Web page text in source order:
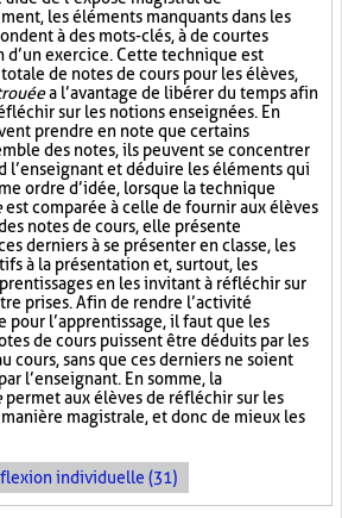
les éléments manquants dans les
à des mots-clés, à de courtes
d’un exercice. Cette technique est
de notes de cours pour les élèves,
a l’avantage de libérer du temps afin
sur les notions enseignées. En
prendre en note que certains
des notes, ils peuvent se concentrer
l’enseignant et déduire les éléments qui
ordre d’idée, lorsque la technique
est comparée à celle de fournir aux élèves
notes de cours, elle présente
derniers à se présenter en classe, les
à la présentation et, surtout, les
en les invitant à réfléchir sur
prises. Afin de rendre l’activité
l’apprentissage, il faut que les
de cours puissent être déduits par les
cours, sans que ces derniers ne soient
l’enseignant. En somme, la
permet aux élèves de réfléchir sur les
magistrale, et donc de mieux les
individuelle (31)